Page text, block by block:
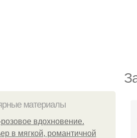
материалы
вдохновение.
в мягкой, романтичной